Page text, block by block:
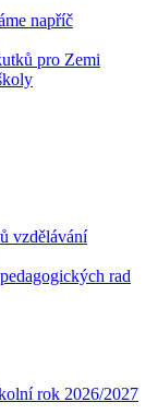
napříč
pro Zemi
vzdělávání
rad
rok 2026/2027